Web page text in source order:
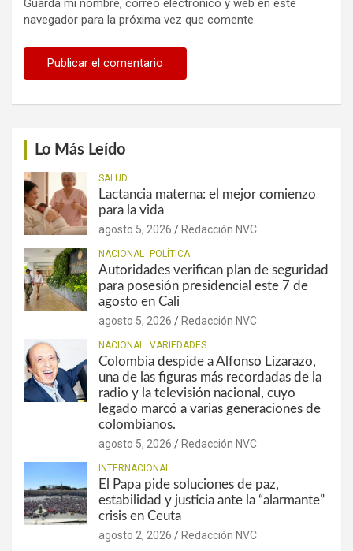
Guarda mi nombre, correo electrónico y web en este
navegador para la próxima vez que comente.
Lo Más Leído
SALUD
Lactancia materna: el mejor comienzo
para la vida
agosto 5, 2026 Redacción NVC
NACIONAL POLÍTICA
Autoridades verifican plan de seguridad
para posesión presidencial este 7 de
agosto en Cali
agosto 5, 2026 Redacción NVC
NACIONAL VARIEDADES
Colombia despide a Alfonso Lizarazo,
una de las figuras más recordadas de la
radio y la televisión nacional, cuyo
legado marcó a varias generaciones de
colombianos.
agosto 5, 2026 Redacción NVC
INTERNACIONAL
El Papa pide soluciones de paz,
estabilidad y justicia ante la “alarmante”
crisis en Ceuta
agosto 2, 2026 Redacción NVC